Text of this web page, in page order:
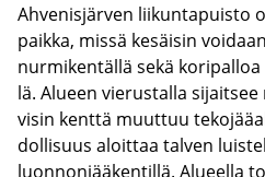
Ah­ve­nis­jär­ven lii­kun­ta­puis­to
paik­ka, missä ke­säi­sin
nur­mi­ken­täl­lä sekä
lä. Alu­een vie­rus­tal­la
vi­sin kent­tä muut­tuu
dol­li­suus aloit­taa tal­ven
luon­non­jää­ken­til­lä. Alu­eel­la